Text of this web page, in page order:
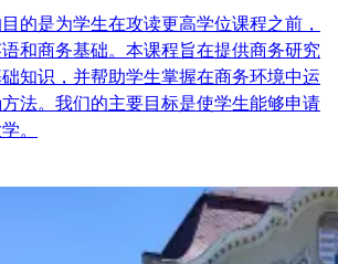
的是为学生在攻读更高学位课程之前，
和商务基础。本课程旨在提供商务研究
知识，并帮助学生掌握在商务环境中运
法。我们的主要目标是使学生能够申请
。